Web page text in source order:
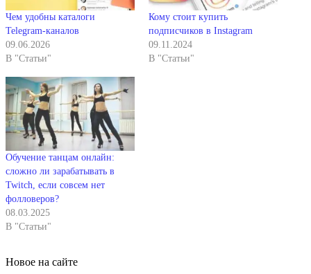
Чем удобны каталоги
Telegram-каналов
09.06.2026
В "Статьи"
Кому стоит купить
подписчиков в Instagram
09.11.2024
В "Статьи"
Обучение танцам онлайн:
сложно ли зарабатывать в
Twitch, если совсем нет
фолловеров?
08.03.2025
В "Статьи"
Новое на сайте